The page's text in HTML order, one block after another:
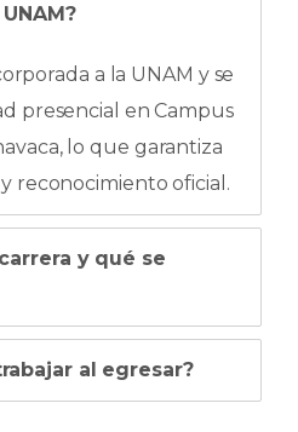
a la UNAM y se
presencial en Campus
lo que garantiza
reconocimiento oficial.
y qué se
al egresar?